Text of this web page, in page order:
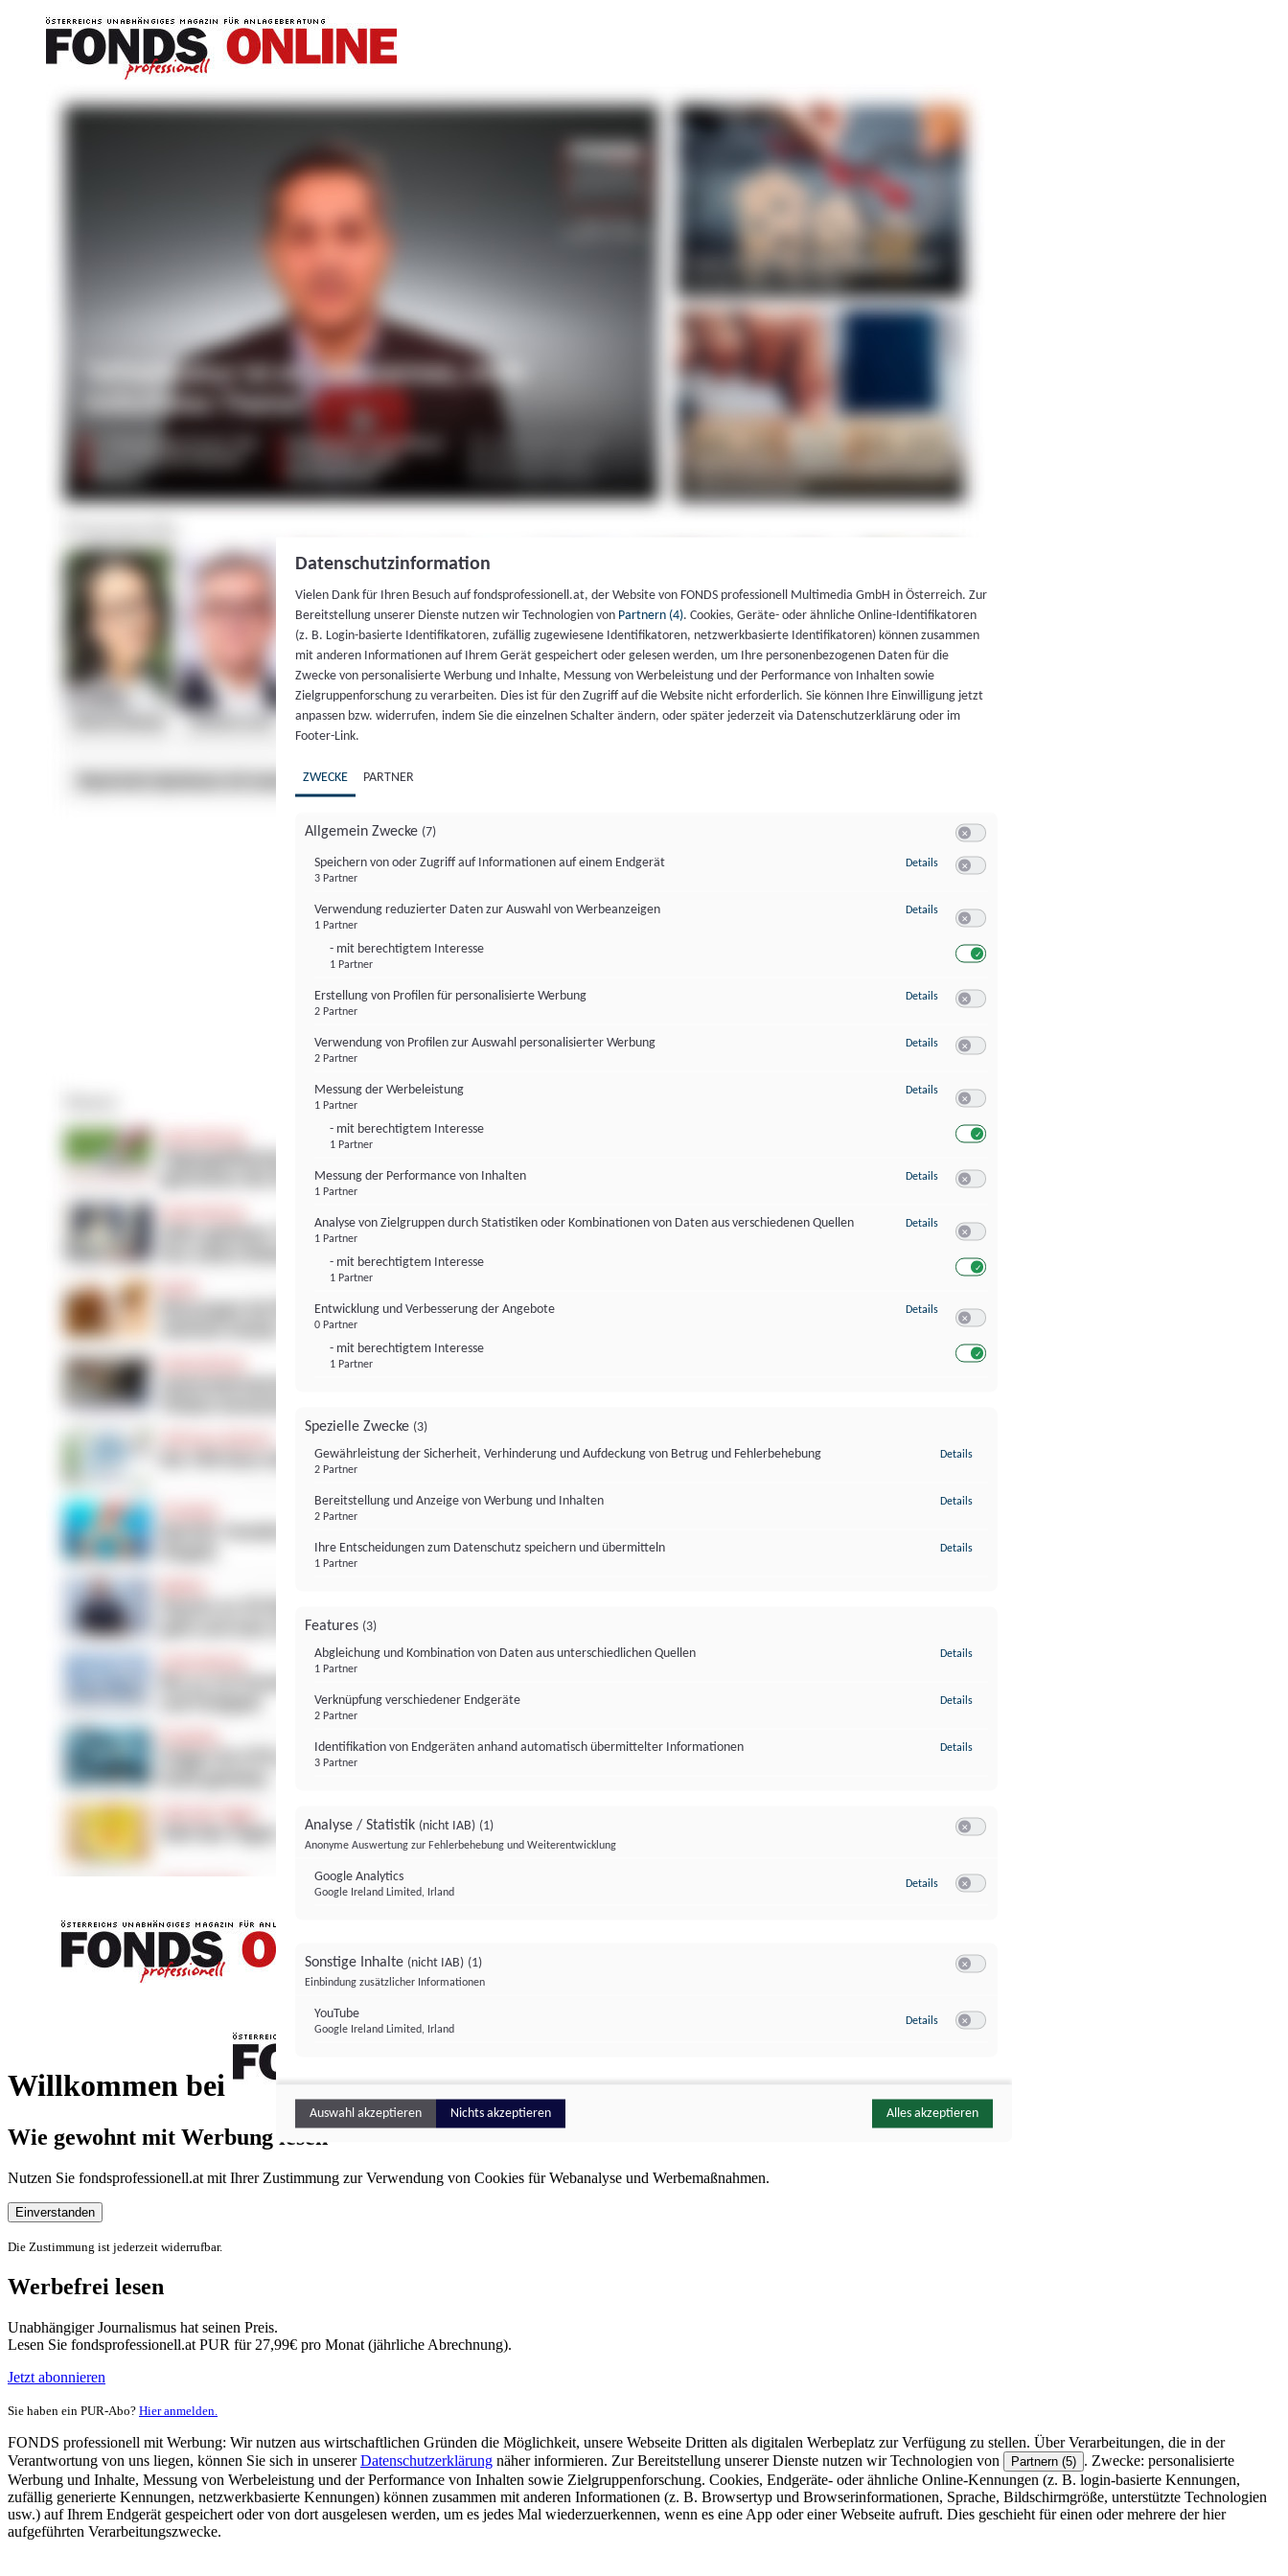
Willkommen bei
FONDS professionell
Wie gewohnt mit Werbung lesen
Nutzen Sie fondsprofessionell.at mit Ihrer Zustimmung zur Verwendung von Cookies für Webanalyse und Werbemaßnahmen.
Einverstanden
Die Zustimmung ist jederzeit widerrufbar.
Werbefrei lesen
Unabhängiger Journalismus hat seinen Preis.
Lesen Sie fondsprofessionell.at PUR für 27,99€ pro Monat (jährliche Abrechnung).
Jetzt abonnieren
Sie haben ein PUR-Abo? Hier anmelden.
FONDS professionell mit Werbung: Wir nutzen aus wirtschaftlichen Gründen die Möglichkeit, unsere Webseite Dritten als digitalen Werbeplatz zur Verfügung zu stellen. Über Verarbeitungen, die in der
Verantwortung von uns liegen, können Sie sich in unsererDatenschutzerklärung näher informieren. Zur Bereitstellung unserer Dienste nutzen wir Technologien von Partnern (5) . Zwecke: personalisierte
Werbung und Inhalte, Messung von Werbeleistung und der Performance von Inhalten sowie Zielgruppenforschung. Cookies, Endgeräte- oder ähnliche Online-Kennungen (z. B. login-basierte Kennungen,
zufällig generierte Kennungen, netzwerkbasierte Kennungen) können zusammen mit anderen Informationen (z. B. Browsertyp und Browserinformationen, Sprache, Bildschirmgröße, unterstützte Technologien
usw.) auf Ihrem Endgerät gespeichert oder von dort ausgelesen werden, um es jedes Mal wiederzuerkennen, wenn es eine App oder einer Webseite aufruft. Dies geschieht für einen oder mehrere der hier
aufgeführten Verarbeitungszwecke.
Datenschutzinformation
Vielen Dank für Ihren Besuch auf fondsprofessionell.at, der Website von FONDS professionell Multimedia GmbH in Österreich. Zur
Bereitstellung unserer Dienste nutzen wir Technologien von Partnern (4). Cookies, Geräte- oder ähnliche Online-Identifikatoren
(z. B. Login-basierte Identifikatoren, zufällig zugewiesene Identifikatoren, netzwerkbasierte Identifikatoren) können zusammen
mit anderen Informationen auf Ihrem Gerät gespeichert oder gelesen werden, um Ihre personenbezogenen Daten für die
Zwecke von personalisierte Werbung und Inhalte, Messung von Werbeleistung und der Performance von Inhalten sowie
Zielgruppenforschung zu verarbeiten. Dies ist für den Zugriff auf die Website nicht erforderlich. Sie können Ihre Einwilligung jetzt
anpassen bzw. widerrufen, indem Sie die einzelnen Schalter ändern, oder später jederzeit via Datenschutzerklärung oder im
Footer-Link.
ZWECKE PARTNER
Allgemein Zwecke (7)
Speichern von oder Zugriff auf Informationen auf einem Endgerät
3 Partner
Details zu Speichern von oder Zugriff auf Informationen auf einem Endgerät
Verwendung reduzierter Daten zur Auswahl von Werbeanzeigen
1 Partner
- mit berechtigtem Interesse
1 Partner
Details zu Verwendung reduzierter Daten zur Auswahl von Werbeanzeigen
Erstellung von Profilen für personalisierte Werbung
2 Partner
Details zu Erstellung von Profilen für personalisierte Werbung
Verwendung von Profilen zur Auswahl personalisierter Werbung
2 Partner
Details zu Verwendung von Profilen zur Auswahl personalisierter Werbung
Messung der Werbeleistung
1 Partner
- mit berechtigtem Interesse
1 Partner
Details zu Messung der Werbeleistung
Messung der Performance von Inhalten
1 Partner
Details zu Messung der Performance von Inhalten
Analyse von Zielgruppen durch Statistiken oder Kombinationen von Daten aus verschiedenen Quellen
1 Partner
- mit berechtigtem Interesse
1 Partner
Details zu Analyse von Zielgruppen durch Statistiken oder Kombinationen von
Entwicklung und Verbesserung der Angebote
0 Partner
- mit berechtigtem Interesse
1 Partner
Details zu Entwicklung und Verbesserung der Angebote
Spezielle Zwecke (3)
Gewährleistung der Sicherheit, Verhinderung und Aufdeckung von Betrug und Fehlerbehebung
2 Partner
Details
Bereitstellung und Anzeige von Werbung und Inhalten
2 Partner
Details
Ihre Entscheidungen zum Datenschutz speichern und übermitteln
1 Partner
Details
Features (3)
Abgleichung und Kombination von Daten aus unterschiedlichen Quellen
1 Partner
Details
Verknüpfung verschiedener Endgeräte
2 Partner
Details
Identifikation von Endgeräten anhand automatisch übermittelter Informationen
3 Partner
Details
Analyse / Statistik (nicht IAB) (1)
Anonyme Auswertung zur Fehlerbehebung und Weiterentwicklung
Google Analytics
Google Ireland Limited, Irland
Details zu Google Analytics
Sonstige Inhalte (nicht IAB) (1)
Einbindung zusätzlicher Informationen
YouTube
Google Ireland Limited, Irland
Details zu YouTube
Auswahl akzeptieren Nichts akzeptieren Alles akzeptieren